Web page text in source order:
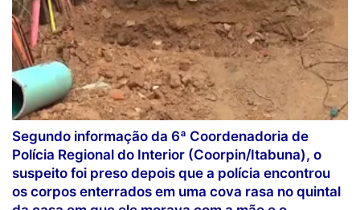
Segundo informação da 6ª Coordenadoria de
Polícia Regional do Interior (Coorpin/Itabuna), o
suspeito foi preso depois que a polícia encontrou
os corpos enterrados em uma cova rasa no quintal